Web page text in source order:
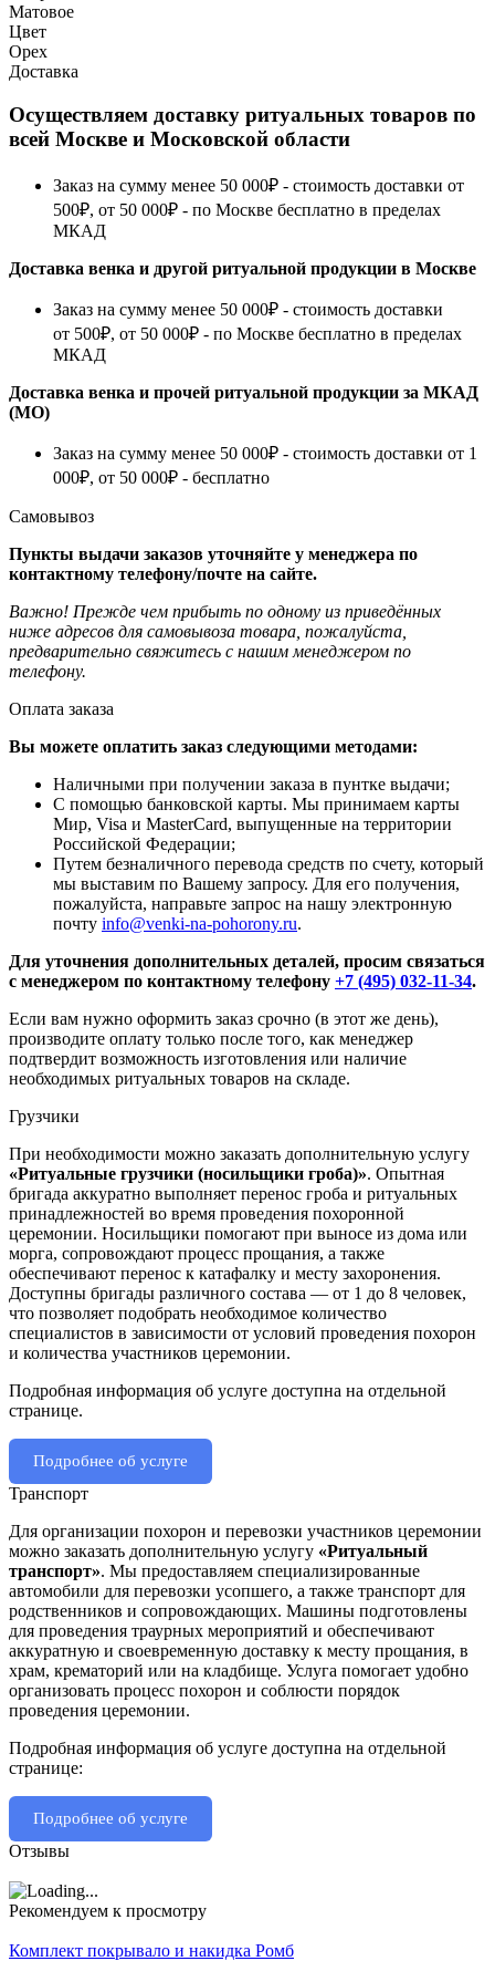
Матовое
Цвет
Орех
Доставка
Осуществляем доставку ритуальных товаров по
всей Москве и Московской области
Заказ на сумму менее 50 000₽ - стоимость доставки от
500₽, от 50 000₽ - по Москве бесплатно в пределах
МКАД
Доставка венка и другой ритуальной продукции в Москве
Заказ на сумму менее 50 000₽ - стоимость доставки
от 500₽, от 50 000₽ - по Москве бесплатно в пределах
МКАД
Доставка венка и прочей ритуальной продукции за МКАД
(МО)
Заказ на сумму менее 50 000₽ - стоимость доставки от 1
000₽, от 50 000₽ - бесплатно
Самовывоз
Пункты выдачи заказов уточняйте у менеджера по
контактному телефону/почте на сайте.
Важно! Прежде чем прибыть по одному из приведённых
ниже адресов для самовывоза товара, пожалуйста,
предварительно свяжитесь с нашим менеджером по
телефону.
Оплата заказа
Вы можете оплатить заказ следующими методами:
Наличными при получении заказа в пунтке выдачи;
С помощью банковской карты. Мы принимаем карты
Мир, Visa и MasterCard, выпущенные на территории
Российской Федерации;
Путем безналичного перевода средств по счету, который
мы выставим по Вашему запросу. Для его получения,
пожалуйста, направьте запрос на нашу электронную
почту info@venki-na-pohorony.ru.
Для уточнения дополнительных деталей, просим связаться
с менеджером по контактному телефону +7 (495) 032-11-34.
Если вам нужно оформить заказ срочно (в этот же день),
производите оплату только после того, как менеджер
подтвердит возможность изготовления или наличие
необходимых ритуальных товаров на складе.
Грузчики
При необходимости можно заказать дополнительную услугу
«Ритуальные грузчики (носильщики гроба)». Опытная
бригада аккуратно выполняет перенос гроба и ритуальных
принадлежностей во время проведения похоронной
церемонии. Носильщики помогают при выносе из дома или
морга, сопровождают процесс прощания, а также
обеспечивают перенос к катафалку и месту захоронения.
Доступны бригады различного состава — от 1 до 8 человек,
что позволяет подобрать необходимое количество
специалистов в зависимости от условий проведения похорон
и количества участников церемонии.
Подробная информация об услуге доступна на отдельной
странице.
Подробнее об услуге
Транспорт
Для организации похорон и перевозки участников церемонии
можно заказать дополнительную услугу «Ритуальный
транспорт». Мы предоставляем специализированные
автомобили для перевозки усопшего, а также транспорт для
родственников и сопровождающих. Машины подготовлены
для проведения траурных мероприятий и обеспечивают
аккуратную и своевременную доставку к месту прощания, в
храм, крематорий или на кладбище. Услуга помогает удобно
организовать процесс похорон и соблюсти порядок
проведения церемонии.
Подробная информация об услуге доступна на отдельной
странице:
Подробнее об услуге
Отзывы
Рекомендуем к просмотру
Комплект покрывало и накидка Ромб